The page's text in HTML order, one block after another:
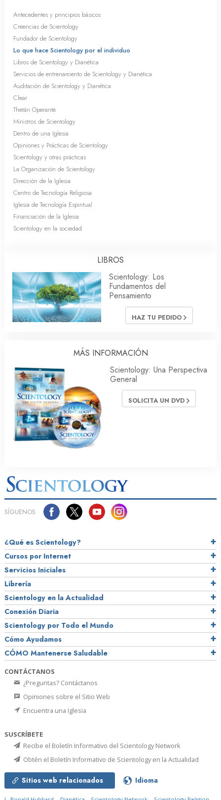
Antecedentes y principios básicos
Creencias de Scientology
Fundador de Scientology
Lo que hace Scientology por el individuo
Libros de Scientology y Dianética
Servicios de entrenamiento de Scientology y Dianética
Auditación de Scientology y Dianética
Clear
Thetán Operante
Ministros de Scientology
Dentro de una Iglesia
Opiniones y Prácticas de Scientology
Scientology y otras prácticas
La Organización de Scientology
Dirección de la Iglesia
Centro de Tecnología Religiosa
Iglesia de Tecnología Espiritual
Financiación de la Iglesia
Scientology en la sociedad
LIBROS
Scientology: Los
Fundamentos del
Pensamiento
HAZ TU PEDIDO
MÁS INFORMACIÓN
Scientology: Una Perspectiva
General
SOLICITA UN DVD
SÍGUENOS
¿Qué es Scientology?
Cursos por Internet
Servicios Iniciales
Librería
Scientology en la Actualidad
Conexión Diaria
Scientology por Todo el Mundo
Cómo Ayudamos
CÓMO Mantenerse Saludable
CONTÁCTANOS
¿Preguntas? Contáctanos
Opiniones sobre el Sitio Web
Encuentra una Iglesia
SUSCRÍBETE
Recibe el Boletín Informativo del Scientology Network
Obtén el Boletín Informativo de Scientology en la Actualidad
Sitios web relacionados Idioma